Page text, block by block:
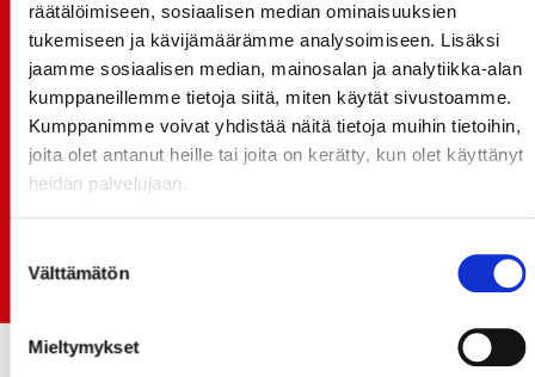
räätälöimiseen, sosiaalisen median ominaisuuksien
tukemiseen ja kävijämäärämme analysoimiseen. Lisäksi
jaamme sosiaalisen median, mainosalan ja analytiikka-alan
kumppaneillemme tietoja siitä, miten käytät sivustoamme.
Kumppanimme voivat yhdistää näitä tietoja muihin tietoihin,
joita olet antanut heille tai joita on kerätty, kun olet käyttänyt
heidän palvelujaan.
valinta
Välttämätön
Mieltymykset
SPORT-ÄSSÄT JA KOKO JOUKKUEEN MEET&GREET
TO 13.8. - LIPUT NYT MYYNNISSÄ
15.07.
Rinta-Joupin Autoliike jatkaa Sportin
pääyhteistyökumppanina Superkaudella – jatkoa
monikymmenvuotiselle yhteistyölle
Early Bird-lippupaketit nyt myynnissä! - näe